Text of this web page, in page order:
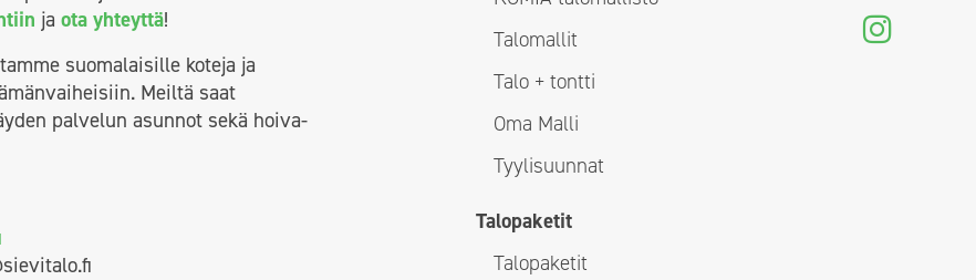
ja ota yhteyttä!
suomalaisille koteja ja
Meiltä saat
palvelun asunnot sekä hoiva-
Talomallit
Talo + tontti
Oma Malli
Tyylisuunnat
Talopaketit
Talopaketit